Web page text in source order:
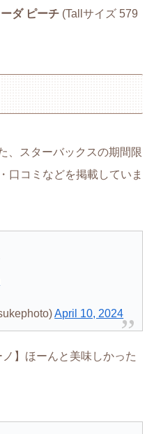
ダ ピーチ (Tallサイズ 579
、スターバックスの期間限
口コミなどを掲載していま
April 10, 2024
ノ】ほーんと美味しかった